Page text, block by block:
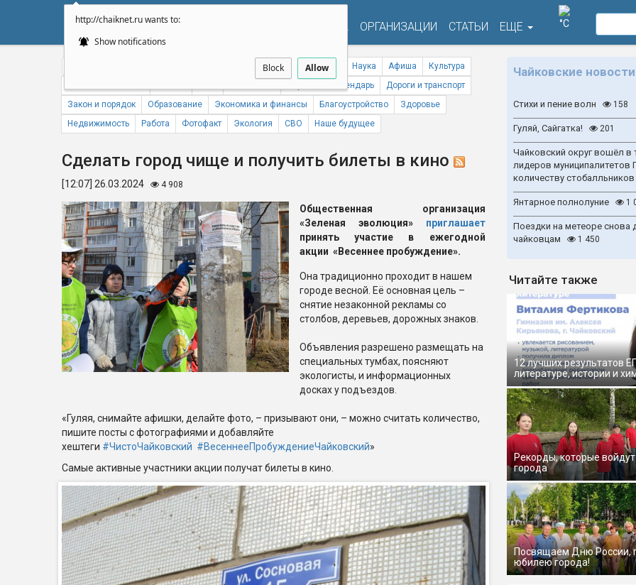
http://chaiknet.ru wants to:
Show notifications
Block Allow
АФИША ОРГАНИЗАЦИИ СТАТЬИ ЕЩЕ °C
Спорт Происшествия Наука Афиша
Культура
Народный календарь
Дороги и транспорт
Закон и порядок
Образование Экономика и финансы Благоустройство
Здоровье
Недвижимость
Работа Фотофакт Экология СВО Наше будущее
Сделать город чище и получить билеты в кино
[12:07] 26.03.2024 4 908
Общественная организация
«Зеленая эволюция» приглашает
принять участие в ежегодной
акции «Весеннее пробуждение».
Она традиционно проходит в нашем
городе весной. Её основная цель –
снятие незаконной рекламы со
столбов, деревьев, дорожных знаков.
Объявления разрешено размещать на
специальных тумбах, поясняют
экологисты, и информационных
досках у подъездов.
«Гуляя, снимайте афишки, делайте фото, – призывают они, – можно считать количество,
пишите посты с фотографиями и добавляйте
хештеги #ЧистоЧайковский #ВесеннееПробуждениеЧайковский»
Самые активные участники акции получат билеты в кино.
Чайковские новости
Стихи и пение волн 158
Гуляй, Сайгатка! 201
Чайковский округ вошёл в
лидеров муниципалитетов
количеству
Янтарное полнолуние 1
Поездки на метеоре снова
чайковцам
1 450
Читайте также
12 лучших результатов
литературе, истории и
Рекорды, которые
города
Посвящаем Дню России,
юбилею города!